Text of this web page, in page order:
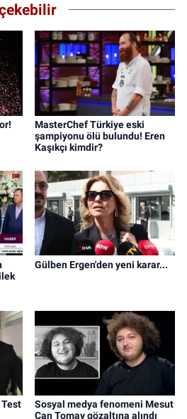
MasterChef Türkiye eski
şampiyonu ölü bulundu! Eren
Kaşıkçı kimdir?
Gülben Ergen'den yeni karar...
Test
Sosyal medya fenomeni Mesut
Can Tomay gözaltına alındı